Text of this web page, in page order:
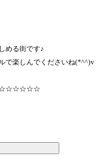
める街です♪
で楽しんでくださいね(*^^)v